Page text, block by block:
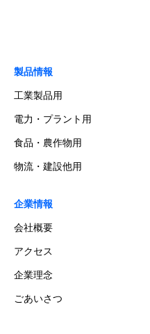
製品情報
工業製品用
電力・プラント用
食品・農作物用
物流・建設他用
企業情報
会社概要
アクセス
企業理念
ごあいさつ